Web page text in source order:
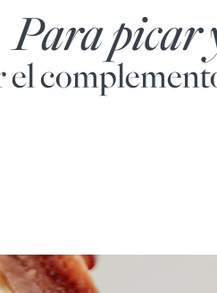
Para picar
el